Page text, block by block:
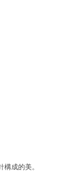
成的美。